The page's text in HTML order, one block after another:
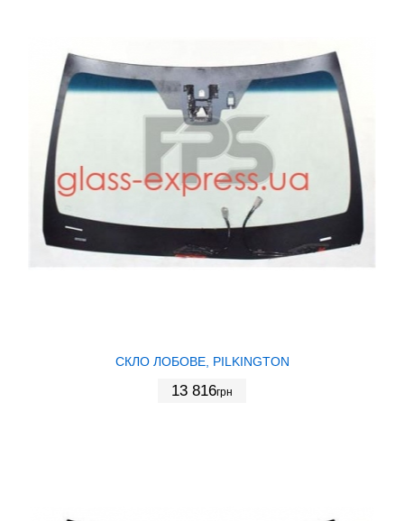
СКЛО ЛОБОВЕ, PILKINGTON
13 816грн